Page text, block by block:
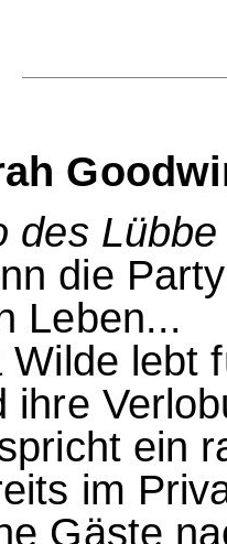
des
die
Leben...
Wilde lebt
ihre
ein
im
Gäste